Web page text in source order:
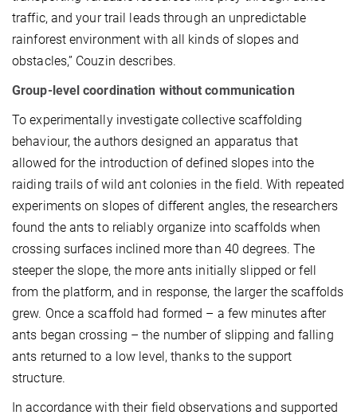
traffic, and your trail leads through an unpredictable
rainforest environment with all kinds of slopes and
obstacles,” Couzin describes.
Group-level coordination without communication
To experimentally investigate collective scaffolding
behaviour, the authors designed an apparatus that
allowed for the introduction of defined slopes into the
raiding trails of wild ant colonies in the field. With repeated
experiments on slopes of different angles, the researchers
found the ants to reliably organize into scaffolds when
crossing surfaces inclined more than 40 degrees. The
steeper the slope, the more ants initially slipped or fell
from the platform, and in response, the larger the scaffolds
grew. Once a scaffold had formed – a few minutes after
ants began crossing – the number of slipping and falling
ants returned to a low level, thanks to the support
structure.
In accordance with their field observations and supported